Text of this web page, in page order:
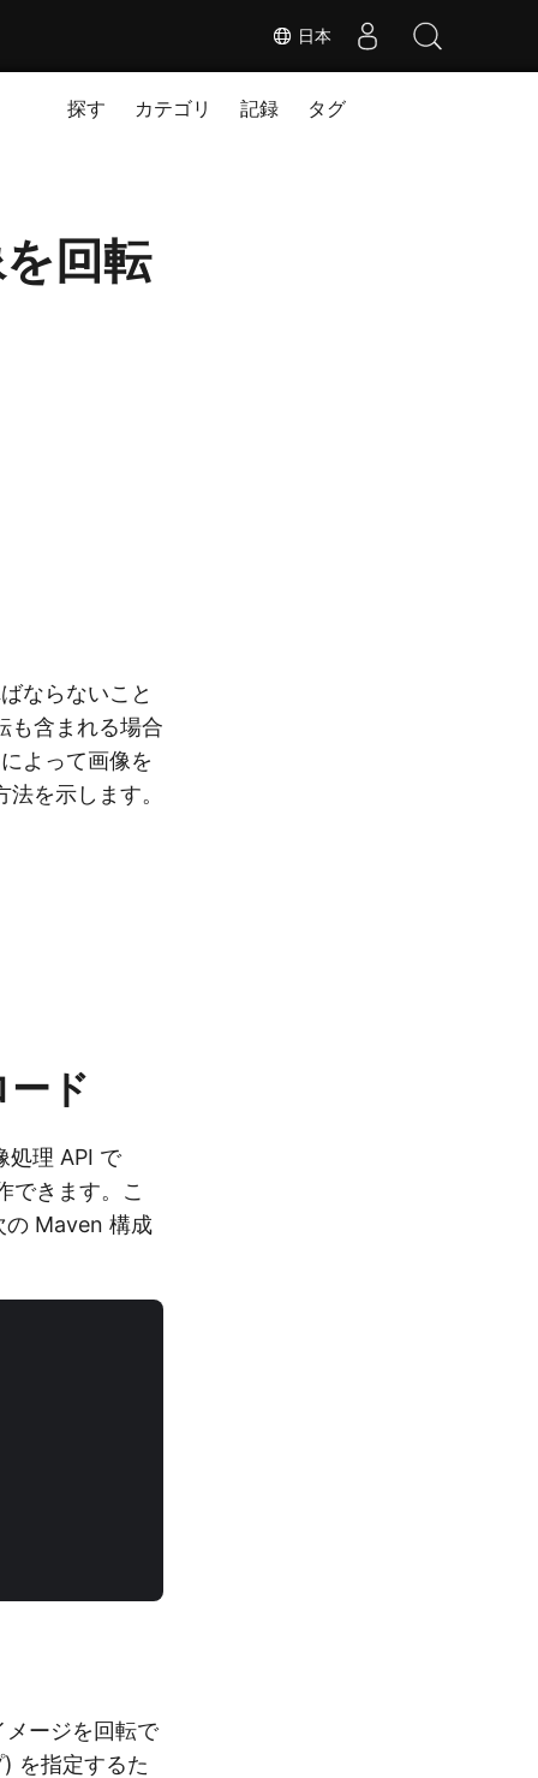
日本
探す カテゴリ 記録 タグ
回転
ならないこと
も含まれる場合
よって画像を
を示します。
ド
処理 API で
できます。こ
Maven 構成
ージを回転で
を指定するた